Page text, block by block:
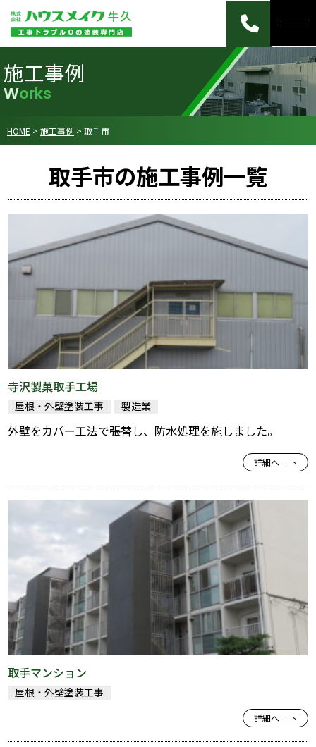
施工事例
Works
HOME > 施工事例 > 取手市
取手市の施工事例一覧
寺沢製菓取手工場
屋根・外壁塗装工事 製造業
外壁をカバー工法で張替し、防水処理を施しました。
詳細へ
取手マンション
屋根・外壁塗装工事
詳細へ